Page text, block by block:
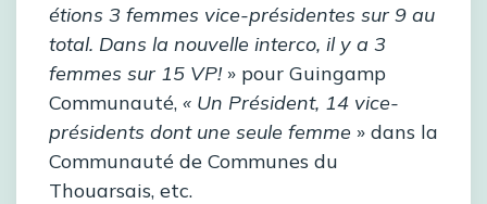
étions 3 femmes vice-présidentes sur 9 au
total. Dans la nouvelle interco, il y a 3
femmes sur 15 VP!» pour Guingamp
Communauté, « Un Président, 14 vice-
présidents dont une seule femme » dans la
Communauté de Communes du
Thouarsais, etc.